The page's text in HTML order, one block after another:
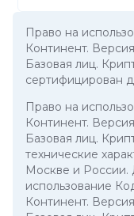
Право на
Континент.
Базовая лиц.
сертифицирован
Право на
Континент.
Базовая лиц.
технические
Москве и России.
использование
Континент.